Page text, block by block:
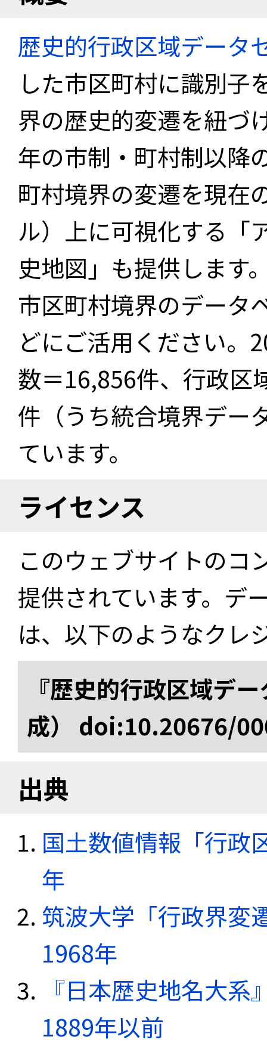
歴史的行政区域データ
した市区町村に識別子
界の歴史的変遷を紐づ
年の市制・町村制以降
町村境界の変遷を現在
ル）上に可視化する「
史地図」も提供します
市区町村境界のデータ
どにご活用ください。
数＝16,856件、行政区
件（うち統合境界デー
ています。
ライセンス
このウェブサイトのコ
提供されています。デ
は、以下のようなクレ
『歴史的行政区域デ
成） doi:10.20676/
出典
国土数値情報「行政
年
筑波大学「行政界変
1968年
『日本歴史地名大
1889年以前